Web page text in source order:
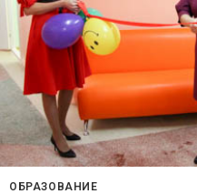
ОБРАЗОВАНИЕ